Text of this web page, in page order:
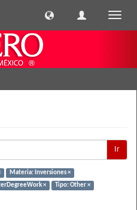
Ir
Materia: Inversiones ×
×
Tipo: Other ×